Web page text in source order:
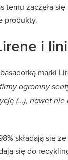
temu zaczęła
produkty.
i
marki
ogromny
(…), nawet
składają się
się do